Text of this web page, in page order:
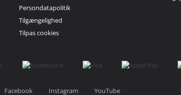
Persondatapolitik
Tilgængelighed
Tilpas cookies
Facebook Instagram YouTube